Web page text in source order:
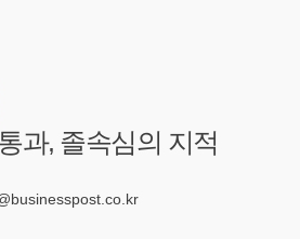
과, 졸속심의 지적